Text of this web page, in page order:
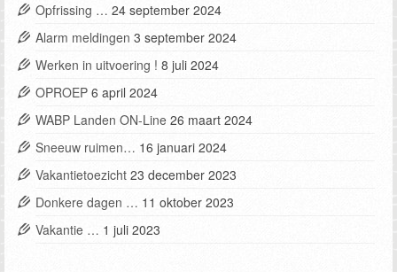
Opfrissing … 24 september 2024
Alarm meldingen 3 september 2024
Werken in uitvoering ! 8 juli 2024
OPROEP 6 april 2024
WABP Landen ON-Line 26 maart 2024
Sneeuw ruimen… 16 januari 2024
Vakantietoezicht 23 december 2023
Donkere dagen … 11 oktober 2023
Vakantie … 1 juli 2023